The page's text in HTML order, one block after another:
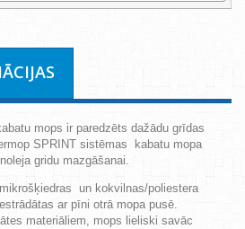
mops ir paredzēts dažādu grīdas
SPRINT sistēmas kabatu mopa
gridu mazgāšanai.
un kokvilnas/poliestera
ar pīni otrā mopa pusē.
materiāliem, mops lieliski savāc